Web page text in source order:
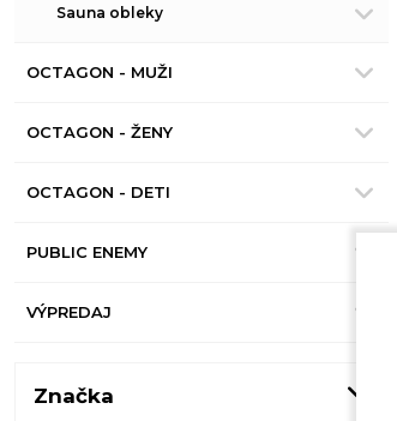
Sauna obleky
OCTAGON - MUŽI
OCTAGON - ŽENY
OCTAGON - DETI
PUBLIC ENEMY
VÝPREDAJ
Značka